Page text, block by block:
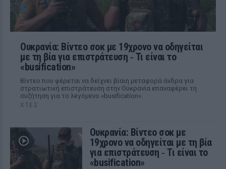
Ουκρανία: Βίντεο σοκ με 19χρονο να οδηγείται
με τη βία για επιστράτευση ‑ Τι είναι το
«busification»
Βίντεο που φέρεται να δείχνει βίαιη μεταφορά άνδρα για
στρατιωτική επιστράτευση στην Ουκρανία επαναφέρει τη
συζήτηση για το λεγόμενο «busification».
ΧΤΕΣ
Ουκρανία: Βίντεο σοκ με
19χρονο να οδηγείται με τη βία
για επιστράτευση ‑ Τι είναι το
«busification»